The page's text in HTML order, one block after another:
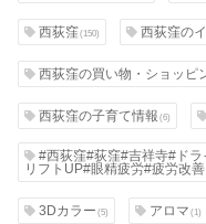
西荻窪(150) 西荻窪の
西荻窪の買い物・ショッピ
西荻窪の子育て情報(6)
#西荻窪#荻窪#吉祥寺#ド
リフトUP#眼精疲労#疲労改
3Dカラー(5) アロマ(1)